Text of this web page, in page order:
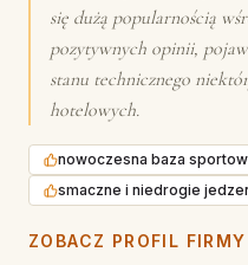
się dużą popularnością
pozytywnych opinii,
stanu technicznego
hotelowych.
nowoczesna baza
smaczne i niedrogie
ZOBACZ PROFIL FIRMY